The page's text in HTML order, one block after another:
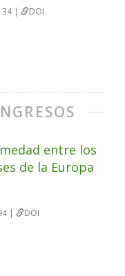
|
DOI
entre los
de la Europa
|
DOI